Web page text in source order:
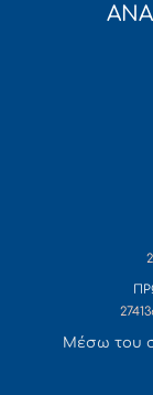
Mέσω του